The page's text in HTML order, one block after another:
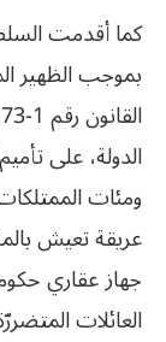
بموجب الظهير
الدولة، على
ومئات
عريقة تعيش
العائلات